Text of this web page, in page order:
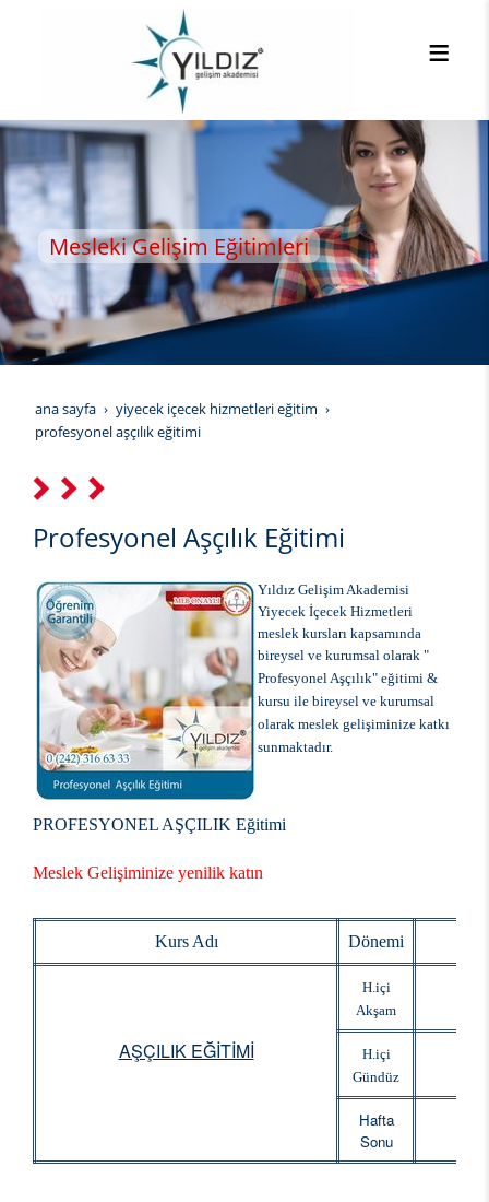
Mesleki Gelişim Eğitimleri
YILDIZ GELİŞİM AKADEMİSİ
ana sayfa
yiyecek i̇çecek hizmetleri eğitim
profesyonel aşçılık eğitimi
Profesyonel Aşçılık Eğitimi
Yıldız Gelişim Akademisi
Yiyecek İçecek Hizmetleri
meslek kursları kapsamında
bireysel ve kurumsal olarak "
Profesyonel Aşçılık" eğitimi &
kursu ile bireysel ve kurumsal
olarak meslek gelişiminize katkı
sunmaktadır.
PROFESYONEL AŞÇILIK Eğitimi
Meslek Gelişiminize yenilik katın
Kurs Adı Dönemi
AŞÇILIK EĞİTİMİ
H.içi
Akşam
H.içi
Gündüz
Hafta
Sonu